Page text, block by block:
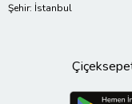
Şehir: İstanbul